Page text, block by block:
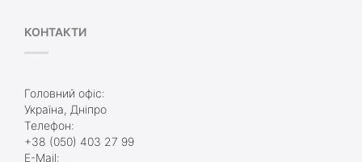
КОНТАКТИ
Головний офіс:
Україна, Дніпро
Телефон:
+38 (050) 403 27 99
E-Mail: